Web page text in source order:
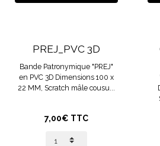
PREJ_PVC 3D
Bande Patronymique "PREJ"
en PVC 3D Dimensions 100 x
22 MM, Scratch mâle cousu...
7,00€ TTC